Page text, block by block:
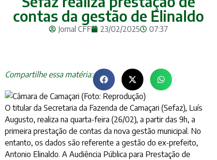
contas da gestão de Elinaldo
Jornal CFF 23/02/2025 07:37
Compartilhe essa matéria:
O titular da Secretaria da Fazenda de Camaçari (Sefaz), Luís
Augusto, realiza na quarta-feira (26/02), a partir das 9h, a
primeira prestação de contas da nova gestão municipal. No
entanto, os dados são referente a gestão do ex-prefeito,
Antonio Elinaldo. A Audiência Pública para Prestação de